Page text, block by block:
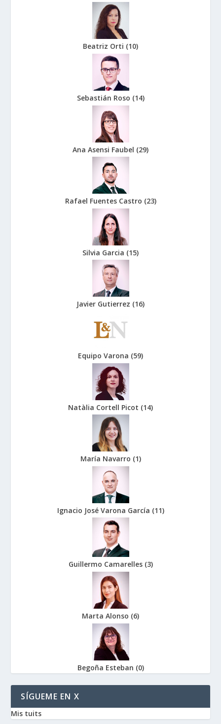
Beatriz Orti (10)
Sebastián Roso (14)
Ana Asensi Faubel (29)
Rafael Fuentes Castro (23)
Silvia Garcia (15)
Javier Gutierrez (16)
Equipo Varona (59)
Natàlia Cortell Picot (14)
María Navarro (1)
Ignacio José Varona García (11)
Guillermo Camarelles (3)
Marta Alonso (6)
Begoña Esteban (0)
SÍGUEME EN X
Mis tuits